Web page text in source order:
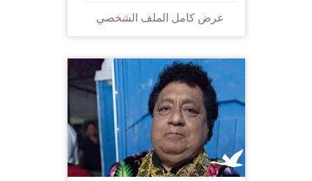
عرض كامل الملف الشخصي